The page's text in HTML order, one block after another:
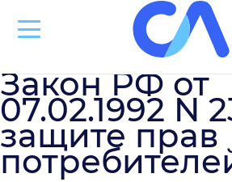
Закон РФ от
07.02.1992 N
защите прав